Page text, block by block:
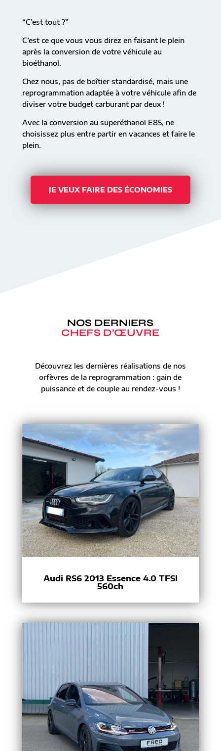
“C’est tout ?”
C’est ce que vous vous direz en faisant le plein
après la conversion de votre véhicule au
bioéthanol.
Chez nous, pas de boîtier standardisé, mais une
reprogrammation adaptée à votre véhicule afin de
diviser votre budget carburant par deux !
Avec la conversion au superéthanol E85, ne
choisissez plus entre partir en vacances et faire le
plein.
JE VEUX FAIRE DES ÉCONOMIES
NOS DERNIERS
CHEFS D’ŒUVRE
Découvrez les dernières réalisations de nos
orfèvres de la reprogrammation : gain de
puissance et de couple au rendez-vous !
Audi RS6 2013 Essence 4.0 TFSI
560ch